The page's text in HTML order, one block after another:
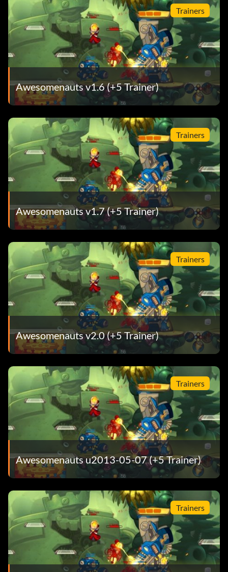
Trainers
Awesomenauts v1.6 (+5 Trainer)
Trainers
Awesomenauts v1.7 (+5 Trainer)
Trainers
Awesomenauts v2.0 (+5 Trainer)
Trainers
Awesomenauts u2013-05-07 (+5 Trainer)
Trainers